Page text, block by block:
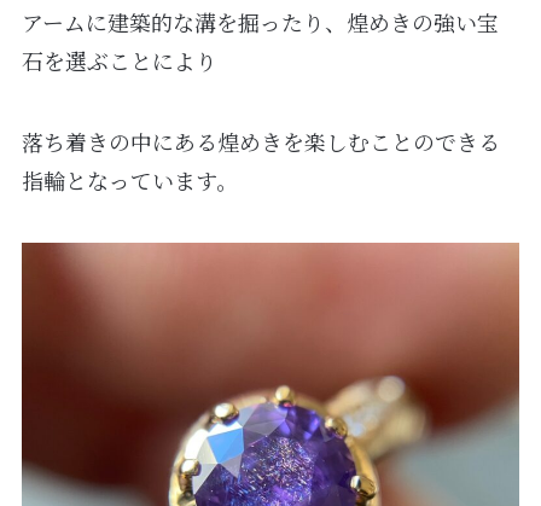
アームに建築的な溝を掘ったり、煌めきの強い宝
石を選ぶことにより
落ち着きの中にある煌めきを楽しむことのできる
指輪となっています。